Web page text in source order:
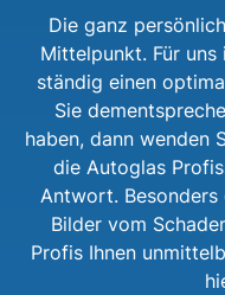
Die ganz
Mittelpunkt. Für uns
ständig einen
Sie
haben, dann wenden
die Autoglas
Antwort. Besonders
Bilder vom
Profis Ihnen